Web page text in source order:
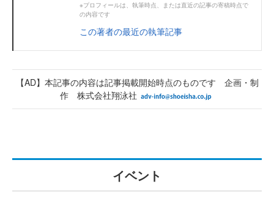
※プロフィールは、執筆時点、または直近の記事の寄稿時点で
の内容です
この著者の最近の執筆記事
【AD】本記事の内容は記事掲載開始時点のものです 企画・制
作 株式会社翔泳社
イベント